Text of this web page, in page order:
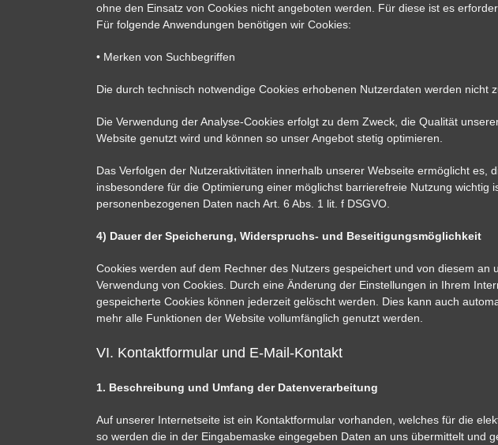
ohne den Einsatz von Cookies nicht angeboten werden. Für diese ist es
Für folgende Anwendungen benötigen wir Cookies:
• Merken von Suchbegriffen
Die durch technisch notwendige Cookies erhobenen Nutzerdaten werden nicht
Die Verwendung der Analyse-Cookies erfolgt zu dem Zweck, die Qualität
Website genutzt wird und können so unser Angebot stetig optimieren.
Das Verfolgen der Nutzeraktivitäten innerhalb unserer Webseite ermöglicht
insbesondere für die Optimierung einer möglichst barrierefreie Nutzung
personenbezogenen Daten nach Art. 6 Abs. 1 lit. f DSGVO.
4) Dauer der Speicherung, Widerspruchs- und Beseitigungsmöglichkeit
Cookies werden auf dem Rechner des Nutzers gespeichert und von diesem
Verwendung von Cookies. Durch eine Änderung der Einstellungen in Ihrem
gespeicherte Cookies können jederzeit gelöscht werden. Dies kann auch
mehr alle Funktionen der Website vollumfänglich genutzt werden.
VI. Kontaktformular und E-Mail-Kontakt
1. Beschreibung und Umfang der Datenverarbeitung
Auf unserer Internetseite ist ein Kontaktformular vorhanden, welches für die
so werden die in der Eingabemaske eingegeben Daten an uns übermittelt und